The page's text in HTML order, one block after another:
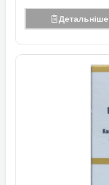
Детальніше